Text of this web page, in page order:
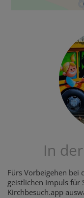
In
Fürs Vorbeigehen bei
geistlichen Impuls für
Kirchbesuch.app